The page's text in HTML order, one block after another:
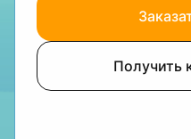
Получить